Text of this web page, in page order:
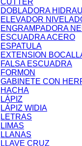
CUTTER
DOBLADORA
ELEVADOR
ENGRAMPADORA
ESCUADRA ACERO
ESPATULA
EXTENSION
FALSA ESCUADRA
FORMON
GABINETE CON
HACHA
LÁPIZ
LÁPIZ WIDIA
LETRAS
LIMAS
LLANAS
LLAVE CRUZ